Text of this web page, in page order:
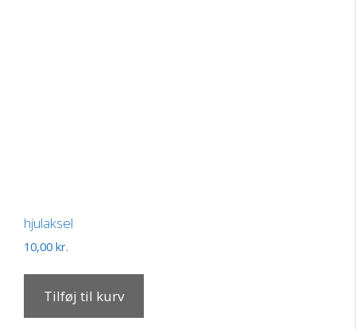
hjulaksel
10,00 kr.
Tilføj til kurv